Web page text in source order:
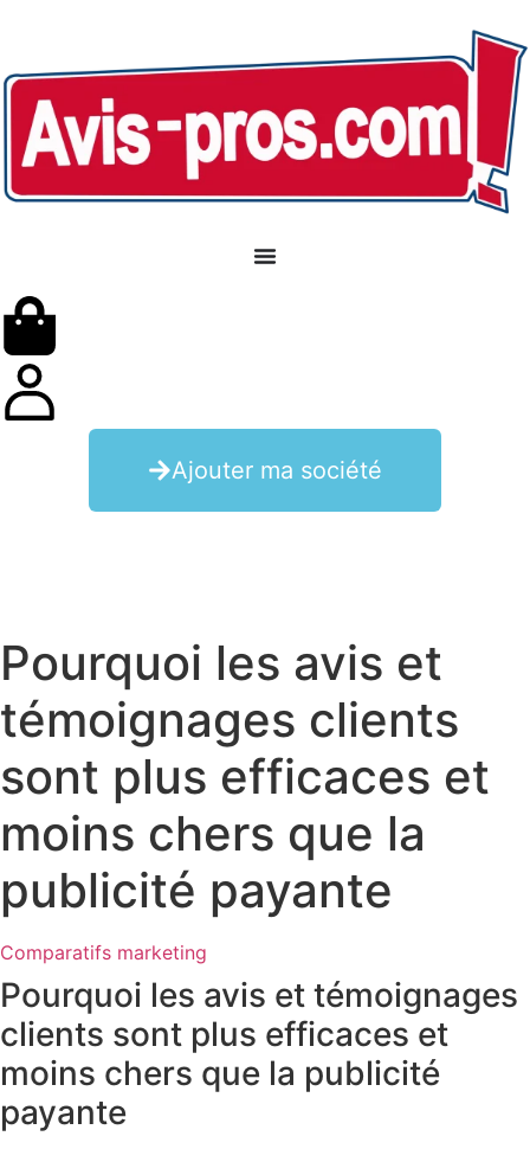
Ajouter ma société
Pourquoi les avis et
témoignages clients
sont plus efficaces et
moins chers que la
publicité payante
Comparatifs marketing
Pourquoi les avis et témoignages
clients sont plus efficaces et
moins chers que la publicité
payante